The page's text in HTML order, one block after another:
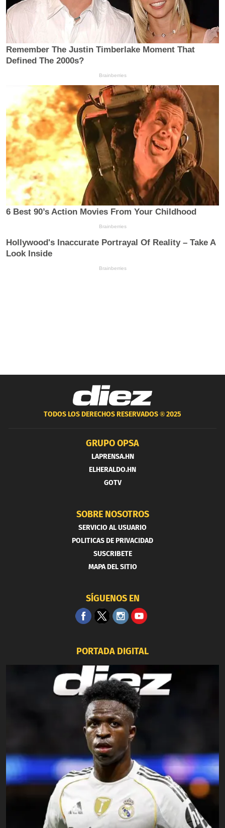
TODOS LOS DERECHOS RESERVADOS ®2025
GRUPO OPSA
LAPRENSA.HN
ELHERALDO.HN
GOTV
SOBRE NOSOTROS
SERVICIO AL USUARIO
POLITICAS DE PRIVACIDAD
SUSCRIBETE
MAPA DEL SITIO
SÍGUENOS EN
PORTADA DIGITAL